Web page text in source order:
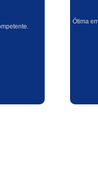
100kva
Indústria
Nobreak
Serviço